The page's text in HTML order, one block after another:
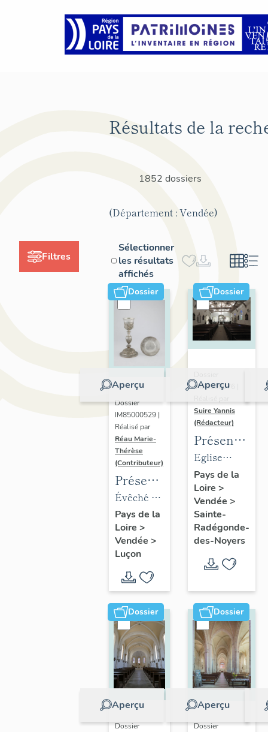
Filtres
Résultats de la
1852 dossiers
(Département : Vendée)
Sélectionner
les résultats
affichés
Dossier
Aperçu
Dossier
IM85000529 |
Réalisé par
Réau Marie-
Thérèse
(Contributeur)
Présentation
du
mobilier
de
l'évêché
de
Luçon
Évêché de
Luçon,
place
Leclerc
Pays de la
Loire >
Vendée >
Luçon
Dossier
Aperçu
IM85000676 |
Suire Yannis
(Rédacteur)
Présentation
des
objets
mobiliers
de
l'église
de
Sainte-
Radégonde-
des-
Noyers
Eglise
paroissiale
Sainte
Radegonde
de Sainte-
Radégonde-
des-Noyers
Pays de la
Loire >
Vendée >
Sainte-
Radégonde-
des-Noyers
Dossier
Aperçu
Dossier
Dossier
Aperçu
Dossier